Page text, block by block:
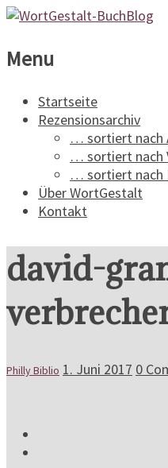
WortGestalt-
Buchblog
Spannungsliteratur
Menu
Startseite
Rezensionsarchiv
… sortiert nach
… sortiert nach
… sortiert nach
Über WortGestalt
Kontakt
david-
Philly Biblio 1. Juni 2017 0